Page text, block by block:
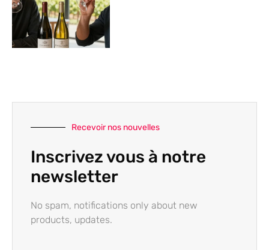
Recevoir nos nouvelles
Inscrivez vous à notre
newsletter
No spam, notifications only about new
products, updates.